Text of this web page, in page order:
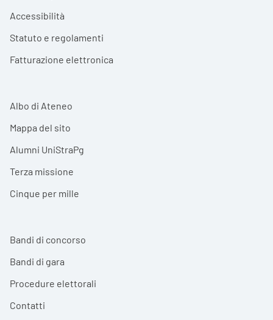
Accessibilità
Statuto e regolamenti
Fatturazione elettronica
Albo di Ateneo
Mappa del sito
Alumni UniStraPg
Terza missione
Cinque per mille
Bandi di concorso
Bandi di gara
Procedure elettorali
Contatti